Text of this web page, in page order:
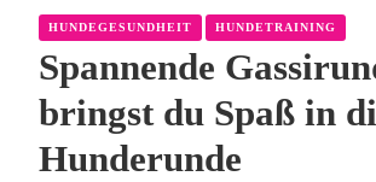
HUNDEGESUNDHEIT HUNDETRAINING
Spannende
bringst du Spaß in
Hunderunde